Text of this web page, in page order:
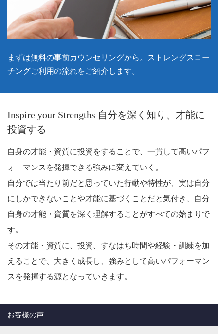
まずは無料の事前カウンセリングから。ストレングスコー
チングご利用の流れをご紹介します。
Inspire your Strengths 自分を深く知り、才能に
投資する
自身の才能・資質に投資をすることで、一貫して高いパフ
ォーマンスを発揮できる強みに変えていく。
自分では当たり前だと思っていた行動や特性が、実は自分
にしかできないことや才能に基づくことだと気付き、自分
自身の才能・資質を深く理解することがすべての始まりで
す。
その才能・資質に、投資、すなはち時間や経験・訓練を加
えることで、大きく成長し、強みとして高いパフォーマン
スを発揮する源となっていきます。
お客様の声